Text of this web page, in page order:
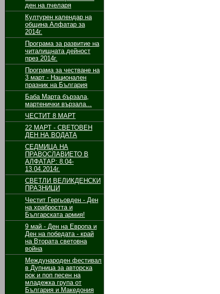
ден на пчеларя
Културен календар на
община Алфатар за
2014г.
Програма за развитие на
читалищната дейност
през 2014г.
Програма за честване на
3 март - Национален
празник на България
Баба Марта бързала,
мартенички вързала...
ЧЕСТИТ 8 МАРТ
22 МАРТ - СВЕТОВЕН
ДЕН НА ВОДАТА
СЕДМИЦА НА
ПРАВОСЛАВИЕТО В
АЛФАТАР: 8.04-
13.04.2014г.
СВЕТЛИ ВЕЛИКДЕНСКИ
ПРАЗНИЦИ
Честит Гергьовден - Ден
на храбростта и
Българската армия!
9 май - Ден на Европа и
Ден на победата - край
на Втората световна
война
Международен фестивал
в Дупница за авторска
рок и поп песен на
младежка група от
България и Македония